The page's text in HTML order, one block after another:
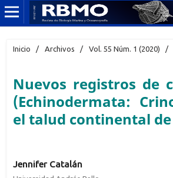
Inicio / Archivos / Vol. 55 Núm. 1 (2020) /
Nuevos registros de
(Echinodermata:
el talud continental
Jennifer Catalán